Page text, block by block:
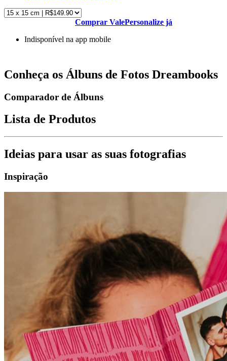
Comprar ValePersonalize já
Indisponível na app mobile
Conheça os Álbuns de Fotos Dreambooks
Comparador de Álbuns
Lista de Produtos
Ideias para usar as suas fotografias
Inspiração